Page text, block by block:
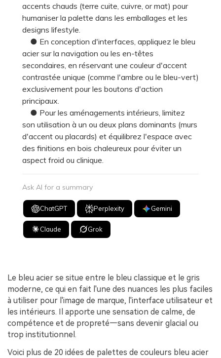
accents chauds (terre cuite, cuivre, or mat) pour
humaniser la palette dans les emballages et les
designs lifestyle.
● En conception d'interfaces, appliquez le bleu
acier sur la navigation ou les en-têtes
secondaires, en réservant une couleur d'accent
contrastée unique (comme l'ambre ou le bleu-vert)
exclusivement pour les boutons d'action
principaux.
● Pour les aménagements intérieurs, limitez
son utilisation à un ou deux plans dominants (murs
d'accent ou placards) et équilibrez l'espace avec
des finitions en bois chaleureux pour éviter un
aspect froid ou clinique.
Ask AI for a summary
ChatGPT Perplexity Gemini
Claude Grok
Le bleu acier se situe entre le bleu classique et le gris
moderne, ce qui en fait l'une des nuances les plus faciles
à utiliser pour l'image de marque, l'interface utilisateur et
les intérieurs. Il apporte une sensation de calme, de
compétence et de propreté—sans devenir glacial ou
trop institutionnel.
Voici plus de 20 idées de palettes de couleurs bleu acier